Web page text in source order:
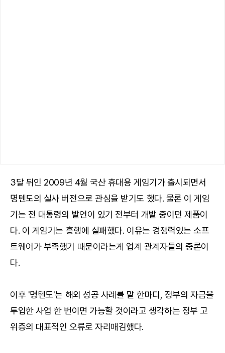
3달 뒤인 2009년 4월 국산 휴대용 게임기가 출시되면서
명텐도의 실사 버전으로 관심을 받기도 했다. 물론 이 게임
기는 전 대통령의 발언이 있기 전부터 개발 중이던 제품이
다. 이 게임기는 흥행에 실패했다. 이유는 경쟁력있는 소프
트웨어가 부족했기 때문이라는게 업계 관계자들의 중론이
다.
이후 '명텐도'는 해외 성공 사례를 말 한마디, 정부의 자금을
투입한 사업 한 번이면 가능할 것이라고 생각하는 정부 고
위층의 대표적인 오류로 자리매김했다.